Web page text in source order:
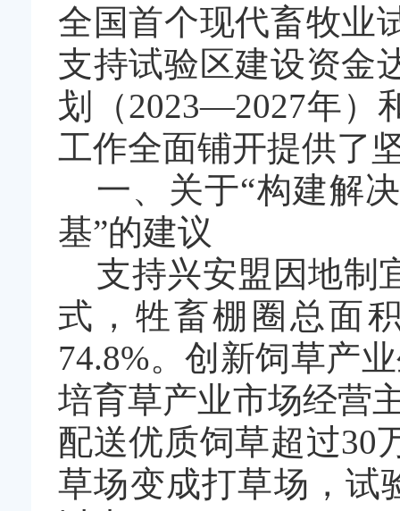
全国首个现代畜牧业
支持试验区建设资金
划（2023—2027年）
工作全面铺开提供了
一、关于“构建解
基”的建议
支持兴安盟因地制
式，牲畜棚圈总面
74.8%。创新饲草产
培育草产业市场经营
配送优质饲草超过30
草场变成打草场，试